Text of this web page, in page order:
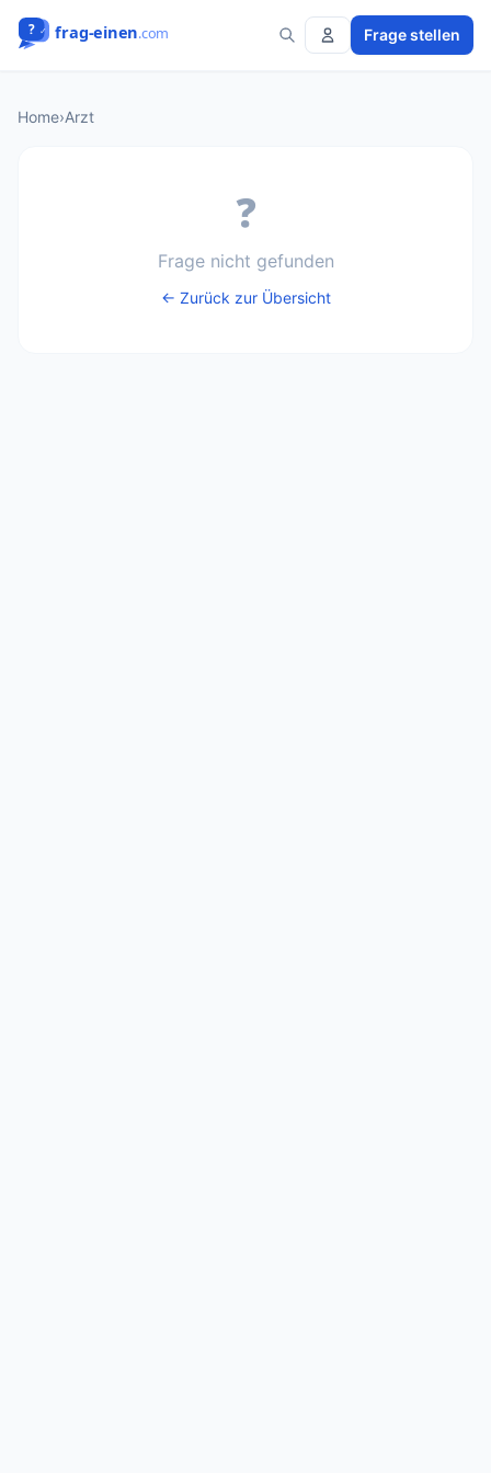
Frage stellen
Home›Arzt
❓
Frage nicht gefunden
← Zurück zur Übersicht